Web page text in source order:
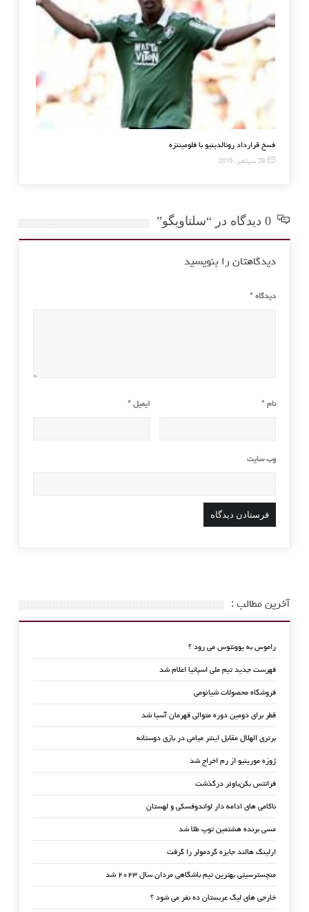
بهترین‌های سال ۲۰۱۷ مشخص شدند
دیدگاهتان را بنویسید
دیدگاه *
نام * ایمیل*
وب‌ سایت
آخرین مطالب :
راموس به یوونتوس می رود ؟
فهرست جدید تیم ملی اسپانیا اعلام شد
فروشگاه محصولات شیائومی
قطر برای دومین دوره متوالی قهرمان آسیا شد
برتری الهلال مقابل اینتر میامی در بازی دوستانه
ژوزه مورینیو از رم اخراج شد
فرانتس بکن‌باوئر درگذشت
ناکامی های ادامه دار لواندوفسکی و لهستان
مسی برنده هشتمین توپ طلا شد
ارلینگ هالند جایزه گردمولر را گرفت
منچسترسیتی بهترین تیم باشگاهی مردان سال ۲۰۲۳ شد
خارجی های لیگ عربستان ده نفر می شود ؟